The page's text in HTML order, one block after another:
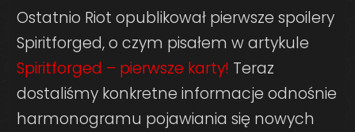
Ostatnio Riot opublikował pierwsze spoilery
Spiritforged, o czym pisałem w artykule
Spiritforged – pierwsze karty! Teraz
dostaliśmy konkretne informacje odnośnie
harmonogramu pojawiania się nowych